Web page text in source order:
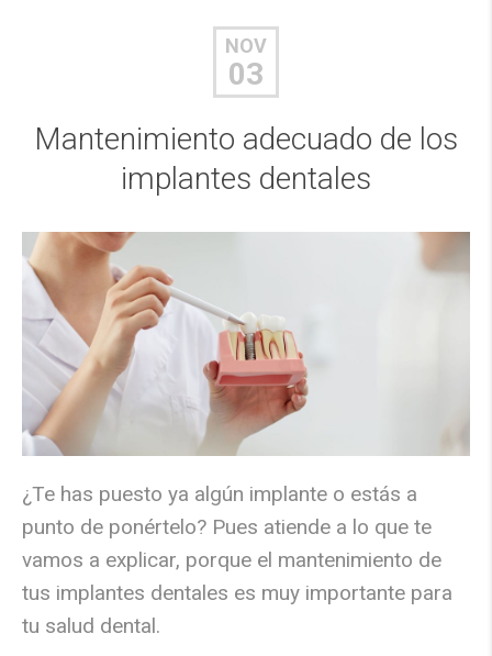
NOV
03
Mantenimiento adecuado de los
implantes dentales
¿Te has puesto ya algún implante o estás a
punto de ponértelo? Pues atiende a lo que te
vamos a explicar, porque el mantenimiento de
tus implantes dentales es muy importante para
tu salud dental.